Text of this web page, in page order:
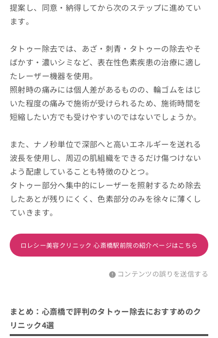
提案し、同意・納得してから次のステップに進めてい
ます。
タトゥー除去では、あざ・刺青・タトゥーの除去やそ
ばかす・濃いシミなど、表在性色素疾患の治療に適し
たレーザー機器を使用。
照射時の痛みには個人差があるものの、輪ゴムをはじ
いた程度の痛みで施術が受けられるため、施術時間を
短縮したい方でも受けやすいのではないでしょうか。
また、ナノ秒単位で深部へと高いエネルギーを送れる
波長を使用し、周辺の肌組織をできるだけ傷つけない
よう配慮していることも特徴のひとつ。
タトゥー部分へ集中的にレーザーを照射するため除去
したあとが残りにくく、色素部分のみを徐々に薄くし
ていきます。
ロレシー美容クリニック 心斎橋駅前院の紹介ページはこちら
コンテンツの誤りを送信する
まとめ：心斎橋で評判のタトゥー除去におすすめのク
リニック4選